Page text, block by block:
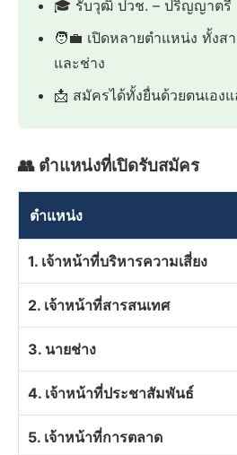
🎓 รับวุฒิ ปวช. – ปริญญาตรี
🧑‍💼 เปิดหลายตำแหน่ง ทั้งส
และช่าง
📩 สมัครได้ทั้งยื่นด้วยตนเอง
👥 ตำแหน่งที่เปิดรับสมัคร
ตำแหน่ง
1. เจ้าหน้าที่บริหารความเสี่ยง
2. เจ้าหน้าที่สารสนเทศ
3. นายช่าง
4. เจ้าหน้าที่ประชาสัมพันธ์
5. เจ้าหน้าที่การตลาด